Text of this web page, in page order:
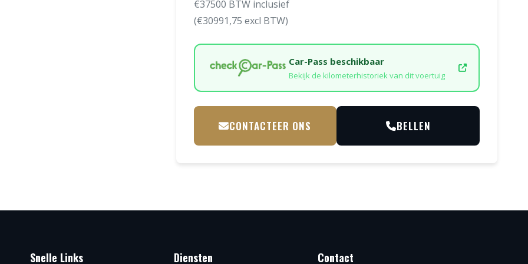
€37500 BTW inclusief
(€30991,75 excl BTW)
Car-Pass beschikbaar
Bekijk de kilometerhistoriek van dit voertuig
CONTACTEER ONS BELLEN
Snelle Links Diensten Contact